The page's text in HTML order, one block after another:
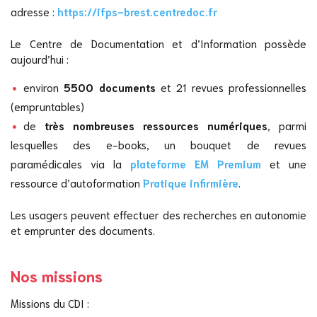
adresse : https://ifps-brest.centredoc.fr
Le Centre de Documentation et d’Information possède
aujourd’hui :
environ5500 documentset 21 revues professionnelles
(empruntables)
de très nombreuses ressources numériques, parmi
lesquelles des e-books, un bouquet de revues
paramédicales via la plateforme EM Premium et une
ressource d’autoformation Pratique infirmière.
Les usagers peuvent effectuer des recherches en autonomie
et emprunter des documents.
Nos missions
Missions du CDI :